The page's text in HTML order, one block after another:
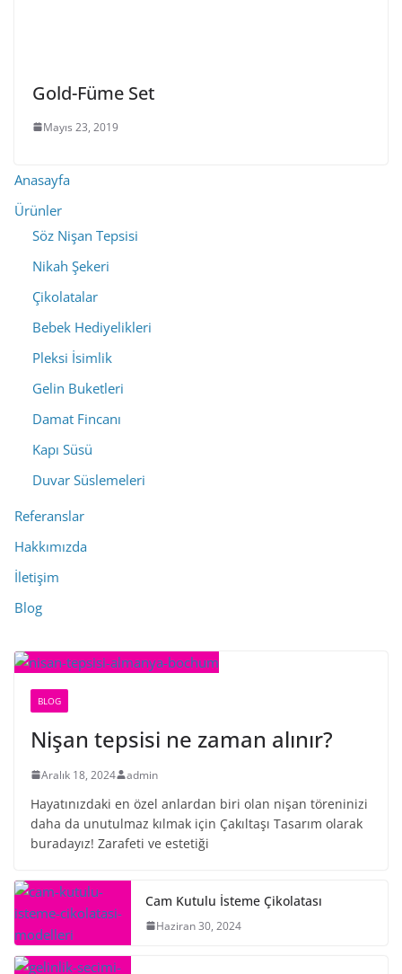
Gold-Füme Set
Mayıs 23, 2019
Anasayfa
Ürünler
Söz Nişan Tepsisi
Nikah Şekeri
Çikolatalar
Bebek Hediyelikleri
Pleksi İsimlik
Gelin Buketleri
Damat Fincanı
Kapı Süsü
Duvar Süslemeleri
Referanslar
Hakkımızda
İletişim
Blog
BLOG
Nişan tepsisi ne zaman alınır?
Aralık 18, 2024 admin
Hayatınızdaki en özel anlardan biri olan nişan töreninizi
daha da unutulmaz kılmak için Çakıltaşı Tasarım olarak
buradayız! Zarafeti ve estetiği
Cam Kutulu İsteme Çikolatası
Haziran 30, 2024